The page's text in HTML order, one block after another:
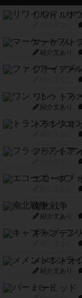
リワイルド
マーケット
紹介文あり
ファイアー
ワン・トゥ
紹介文あり
トランスオ
フラットア
エコーズ・
南北戦争
紹介文あり
キャプテン
メメントオ
紹介文あり
パーミッド